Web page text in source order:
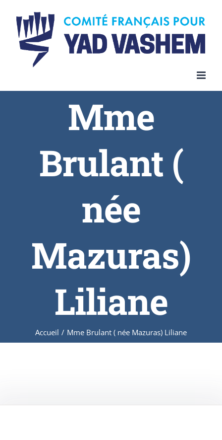
content
Mme
Brulant (
née
Mazuras)
Liliane
Accueil / Mme Brulant ( née Mazuras) Liliane